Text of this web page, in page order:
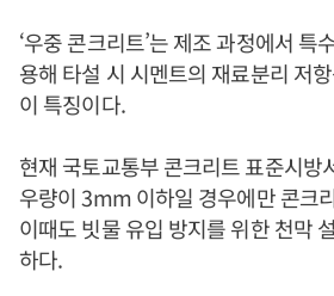
‘우중 콘크리트’는 제조 과정에서 특
용해 타설 시 시멘트의 재료분리 저
이 특징이다.
현재 국토교통부 콘크리트 표준시방
우량이 3mm 이하일 경우에만 콘크
이때도 빗물 유입 방지를 위한 천막
하다.